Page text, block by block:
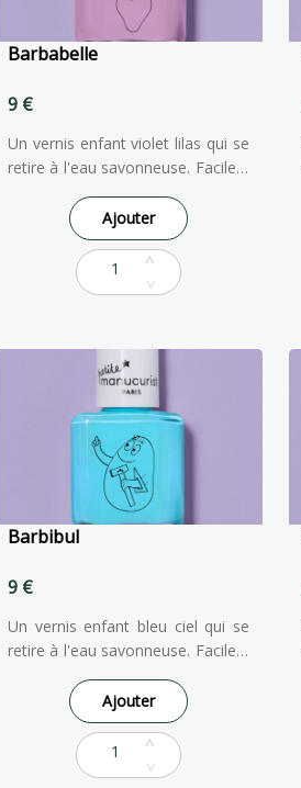
Barbabelle
9 €
Un vernis enfant violet lilas qui se
retire à l'eau savonneuse. Facile à
appliquer et à enlever, notre
vernis à ongles pour enfants est
formulé à partir d'ingrédients
d'origine naturelle pour qu'ils
puissent faire comme les grands !
Ajouter
Barbibul
9 €
Un vernis enfant bleu ciel qui se
retire à l'eau savonneuse. Facile à
appliquer et à enlever, notre
vernis à ongles pour enfants est
formulé à partir d'ingrédients
d'origine naturelle pour qu'ils
puissent faire comme les grands !
Ajouter